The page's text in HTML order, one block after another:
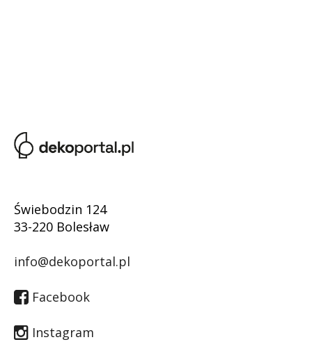
Świebodzin 124
33-220 Bolesław
info@dekoportal.pl
Facebook
Instagram